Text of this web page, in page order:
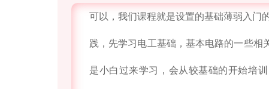
可以，我们课程就是设置的基础薄弱入门
践，先学习电工基础，基本电路的一些相
是小白过来学习，会从较基础的开始培